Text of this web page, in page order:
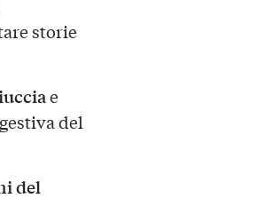
storie
e
del
del